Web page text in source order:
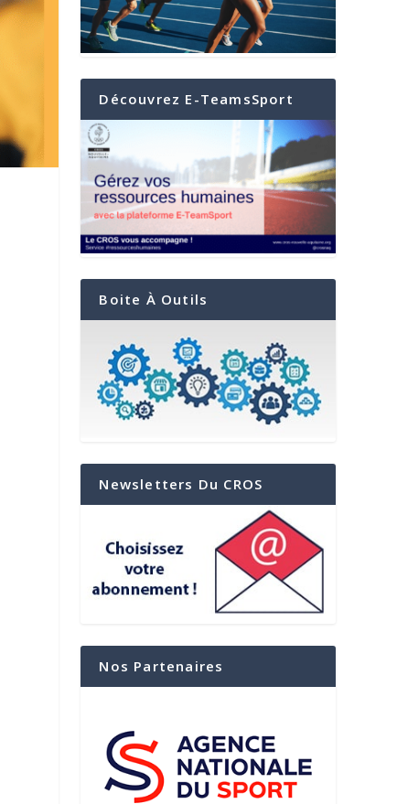
Découvrez E-TeamsSport
Boite À Outils
Newsletters Du CROS
Nos Partenaires